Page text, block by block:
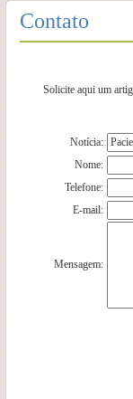
Contato
Solicite aqui um
Notícia:
Nome:
Telefone:
E-mail:
Mensagem: